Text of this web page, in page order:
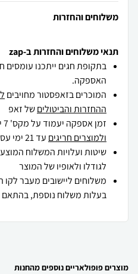
משלוחים והחזרות
תנאי משלוחים והחזרות ב-zap
בתקופת חגים ייתכנו עומסים
האספקה.
המוכרים בזאפסטור מחויבים
ההחזרות והביטוליםשל זאפ
זמן אספקה יעמוד על מקס' 7 ימי עסקים מיום הזמנה,
ולמוצרים חריגים עד 21 ימי עסקים .
שיטות ועלויות המשלוח
לגודלו ולאופיו של המוצר
משלוחים ליישובים מעבר לקו
בעלות משלוח נוספת,
מוצרים פופולאריים נוספים מהחנות